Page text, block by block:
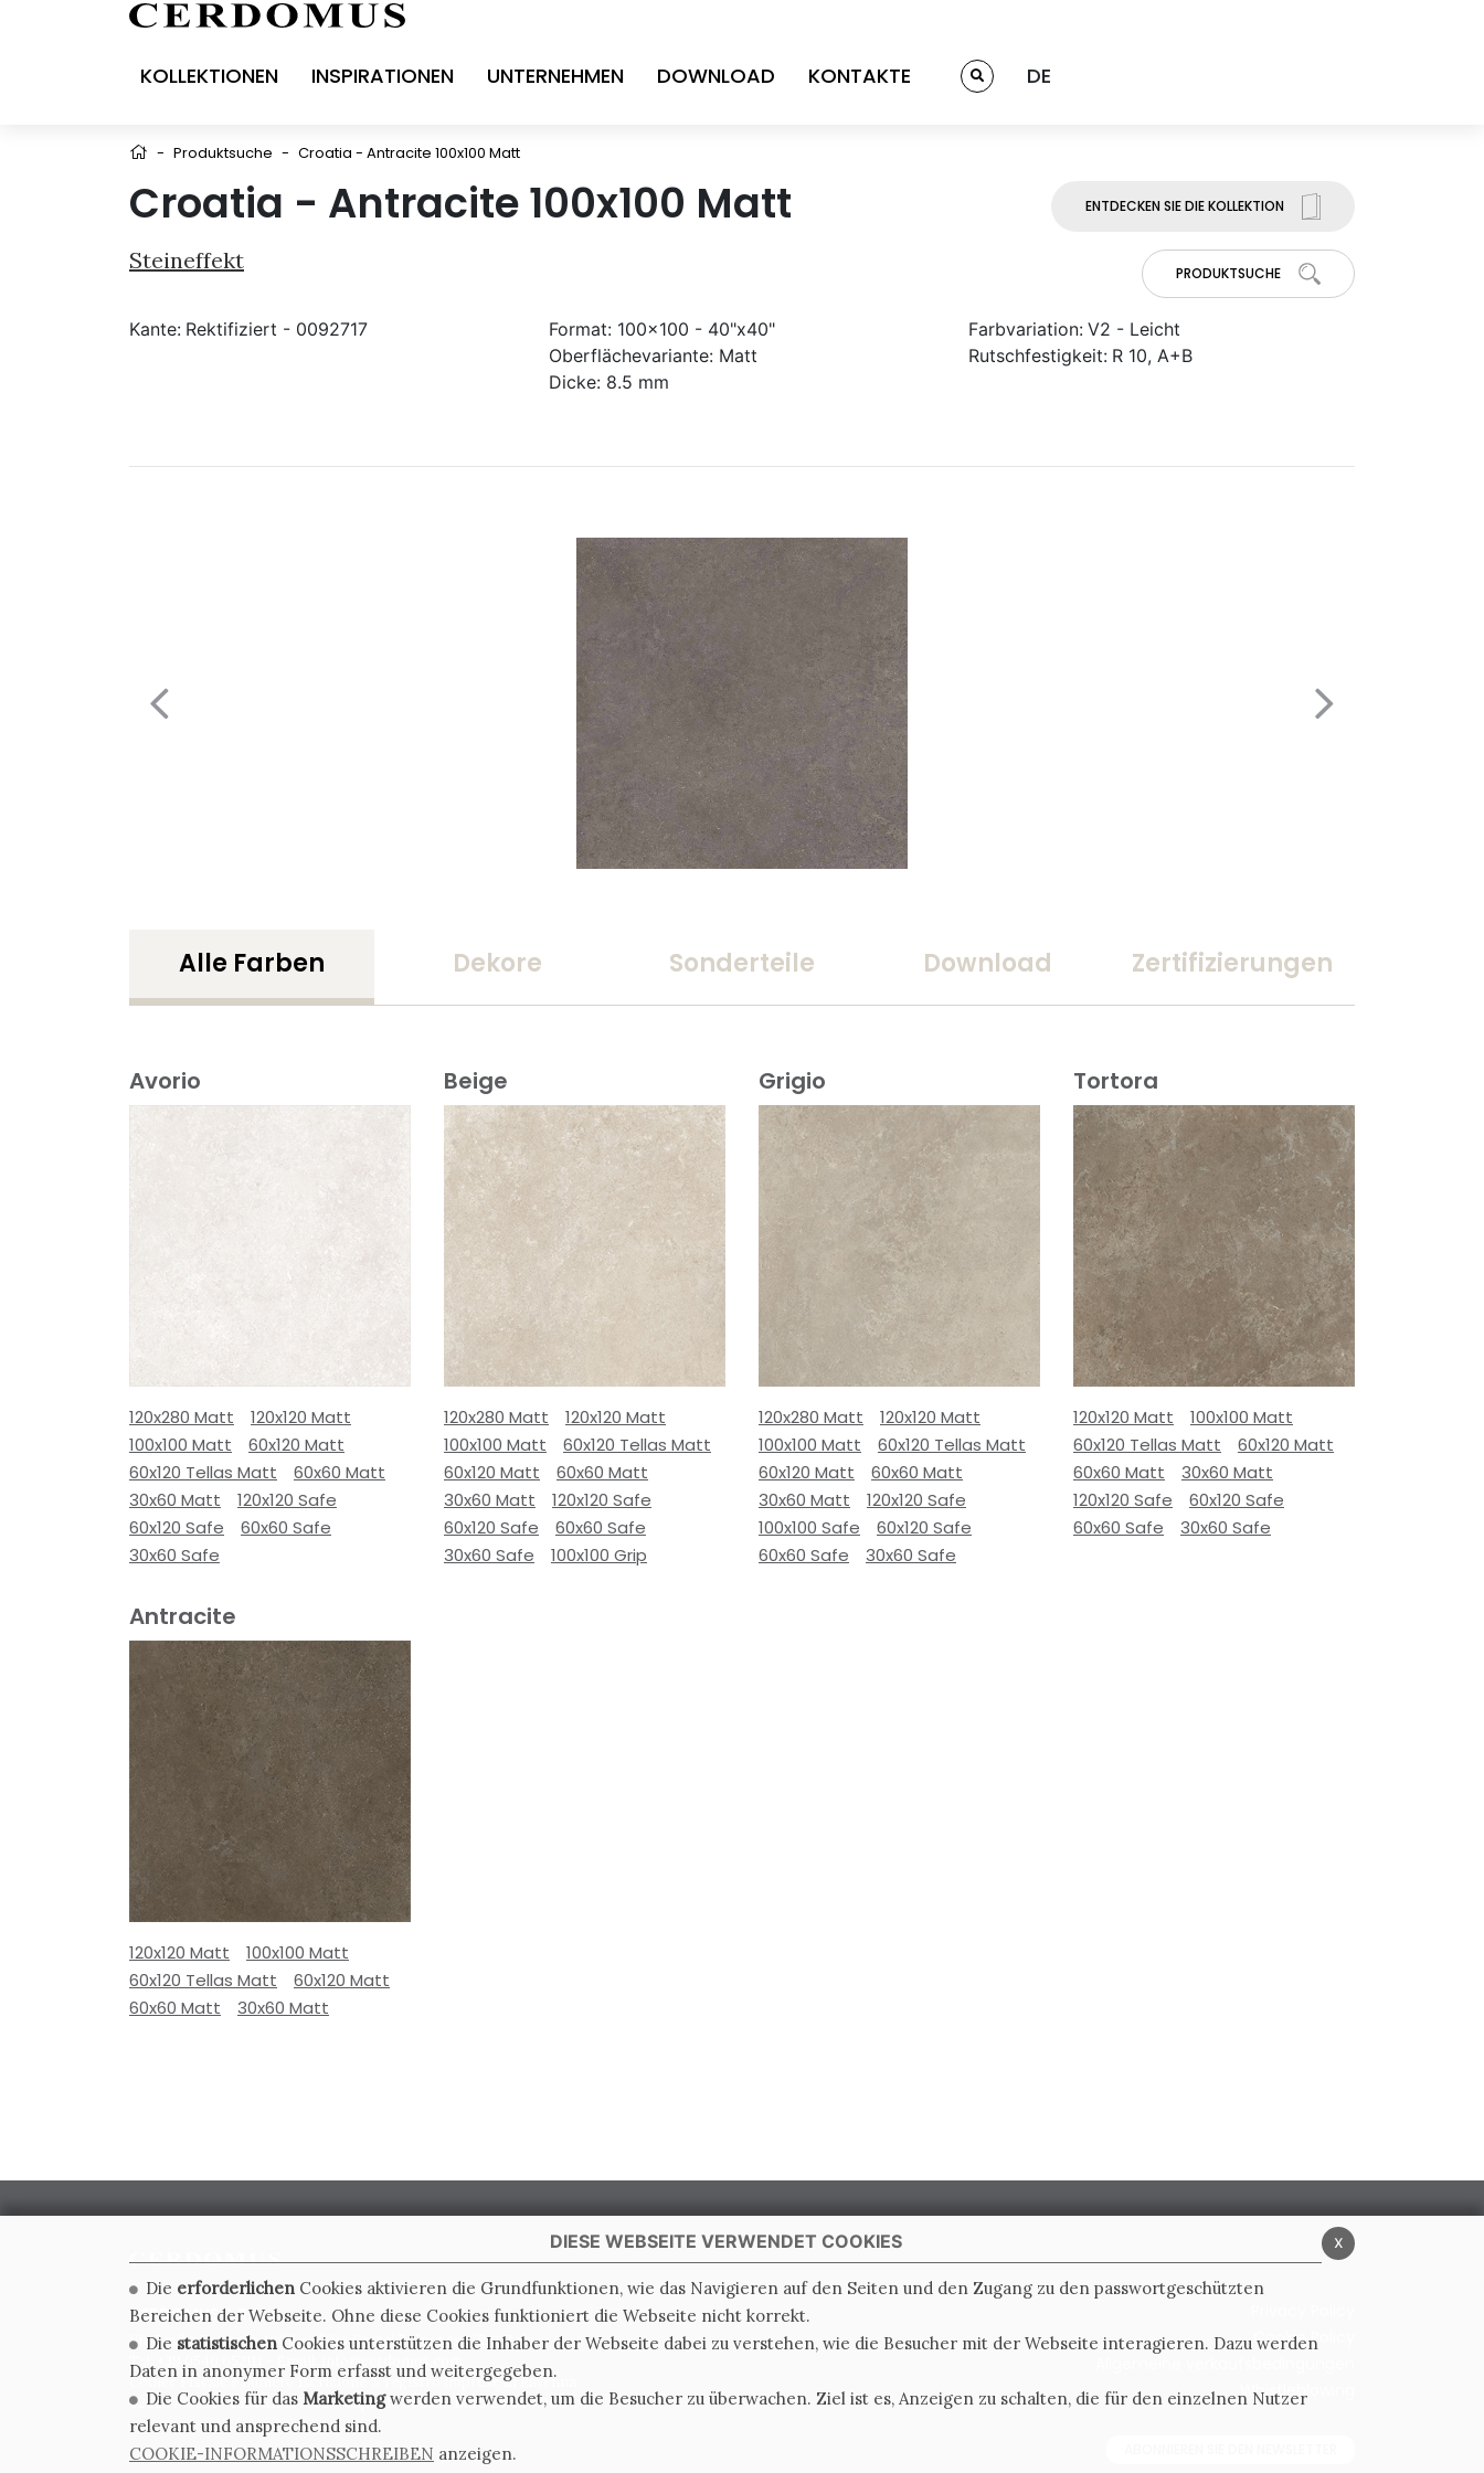
KOLLEKTIONEN INSPIRATIONEN UNTERNEHMEN DOWNLOAD KONTAKTE DE
- Produktsuche - Croatia - Antracite 100x100 Matt
Croatia - Antracite 100x100 Matt
Steineffekt
ENTDECKEN SIE DIE KOLLEKTION
PRODUKTSUCHE
Kante: Rektifiziert - 0092717 Format: 100x100 - 40"x40"
Oberflächevariante: Matt
Dicke: 8.5 mm
Farbvariation: V2 - Leicht
Rutschfestigkeit: R 10, A+B
Alle Farben Dekore Sonderteile Download Zertifizierungen
Avorio
120x280 Matt
120x120 Matt
100x100 Matt
60x120 Matt
60x120 Tellas Matt
60x60 Matt
30x60 Matt
120x120 Safe
60x120 Safe
60x60 Safe
30x60 Safe
Beige
120x280 Matt
120x120 Matt
100x100 Matt
60x120 Tellas Matt
60x120 Matt
60x60 Matt
30x60 Matt
120x120 Safe
60x120 Safe
60x60 Safe
30x60 Safe
100x100 Grip
Grigio
120x280 Matt
120x120 Matt
100x100 Matt
60x120 Tellas Matt
60x120 Matt
60x60 Matt
30x60 Matt
120x120 Safe
100x100 Safe
60x120 Safe
60x60 Safe
30x60 Safe
Tortora
120x120 Matt
100x100 Matt
60x120 Tellas Matt
60x120 Matt
60x60 Matt
30x60 Matt
120x120 Safe
60x120 Safe
60x60 Safe
30x60 Safe
Antracite
120x120 Matt
100x100 Matt
60x120 Tellas Matt
60x120 Matt
60x60 Matt
30x60 Matt
CERDOMUS S.R.L.
Via Emilia Ponente, 1000 - 48014 Castel Bolognese (RA) Italy
Tel. +39.0546.652111 - Email: info@cerdomus.com
Codice Fiscale e numero iscrizione al registro imprese di Ravenna
02620780391 - REA RA 217992 - Capitale Sociale Euro 20.000.000 i.v.
Cookie Policy
Whistleblowing
x
DIESE WEBSEITE VERWENDET COOKIES
Die erforderlichen Cookies aktivieren die Grundfunktionen, wie das Navigieren auf den Seiten und den Zugang zu den passwortgeschützten
Bereichen der Webseite. Ohne diese Cookies funktioniert die Webseite nicht korrekt.
Die statistischen Cookies unterstützen die Inhaber der Webseite dabei zu verstehen, wie die Besucher mit der Webseite interagieren. Dazu werden
Daten in anonymer Form erfasst und weitergegeben.
Die Cookies für das Marketingwerden verwendet, um die Besucher zu überwachen. Ziel ist es, Anzeigen zu schalten, die für den einzelnen Nutzer
relevant und ansprechend sind.
COOKIE-INFORMATIONSSCHREIBEN anzeigen.